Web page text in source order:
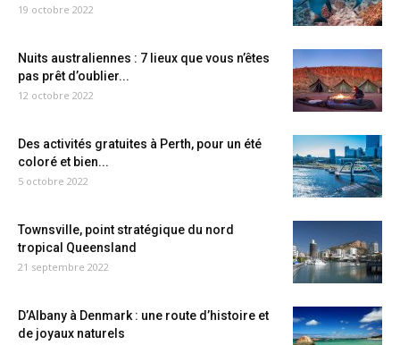
19 octobre 2022
Nuits australiennes : 7 lieux que vous n’êtes
pas prêt d’oublier...
12 octobre 2022
Des activités gratuites à Perth, pour un été
coloré et bien...
5 octobre 2022
Townsville, point stratégique du nord
tropical Queensland
21 septembre 2022
D’Albany à Denmark : une route d’histoire et
de joyaux naturels